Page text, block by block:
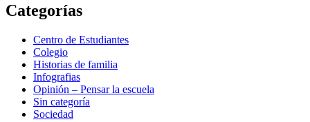
Categorías
Centro de Estudiantes
Colegio
Historias de familia
Infografias
Opinión – Pensar la escuela
Sin categoría
Sociedad